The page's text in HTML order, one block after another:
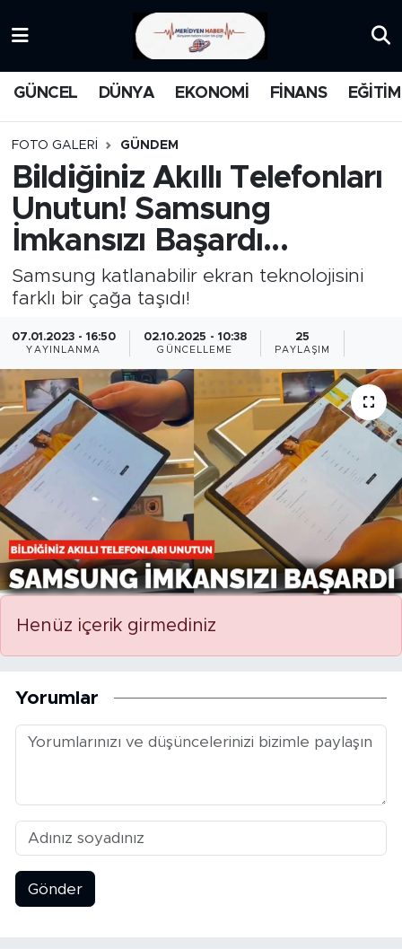
GÜNCEL DÜNYA EKONOMİ FİNANS EĞİTİM
FOTO GALERI GÜNDEM
Bildiğiniz Akıllı Telefonları
Unutun! Samsung
İmkansızı Başardı...
Samsung katlanabilir ekran teknolojisini
farklı bir çağa taşıdı!
07.01.2023 - 16:50
YAYINLANMA
02.10.2025 - 10:38
GÜNCELLEME
25
PAYLAŞIM
Henüz içerik girmediniz
Yorumlar
Gönder
MEDYA
FİNANS
DÜNYA
GÜNCEL
KARİKATÜR
BİLİM-TEKNOLOJİ
RÖPÖRTAJ
ANALİZ
NOSTALJİ
KULİS
DİNİ
SPOR
KÜLTÜR SANAT
Trafik Durumu
Süper Lig Puan Durumu ve Fikstür
Tüm Manşetler
Son Dakika Haberleri
Haber Arşivi